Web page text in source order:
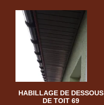
HABILLAGE DE DESSOUS
DE TOIT 69